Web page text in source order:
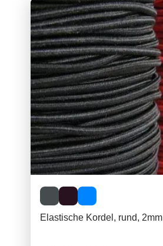
Elastische Kordel, rund, 2mm